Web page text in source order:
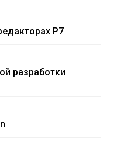
Р7
разработки